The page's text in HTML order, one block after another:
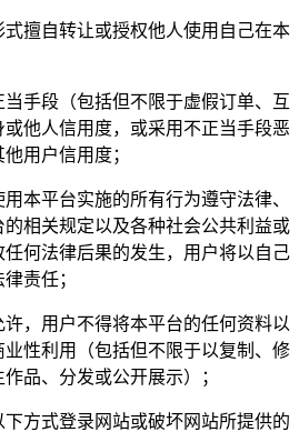
式擅自转让或授权他人使用自己在本
当手段（包括但不限于虚假订单、互
他人信用度，或采用不正当手段恶
用户信用度；
本平台实施的所有行为遵守法律、
相关规定以及各种社会公共利益或
何法律后果的发生，用户将以自己
责任；
许，用户不得将本平台的任何资料以
性利用（包括但不限于以复制、修
品、分发或公开展示）；
下方式登录网站或破坏网站所提供的